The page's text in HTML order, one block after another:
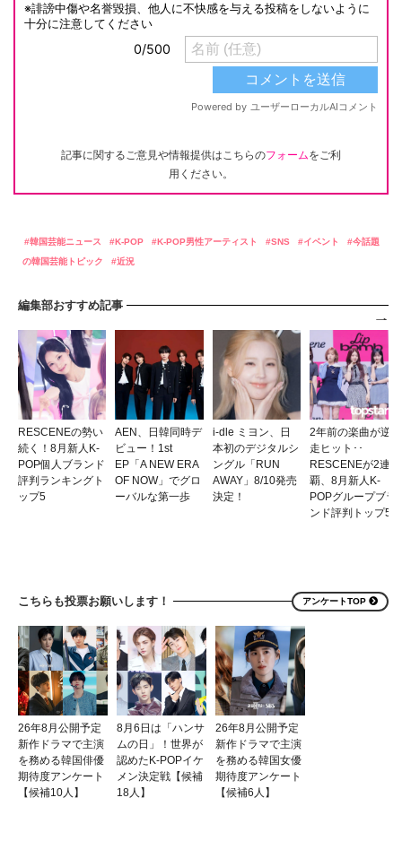
記事に関するご意見や情報提供はこちらのフォームをご利
用ください。
韓国芸能ニュース K-POP K-POP男性アーティスト SNS イベント
今話題
の韓国芸能トピック
近況
編集部おすすめ記事
RESCENEの勢い
続く！8月新人K-
POP個人ブランド
評判ランキングト
ップ5
AEN、日韓同時デ
ビュー！1st
EP「A NEW ERA
OF NOW」でグロ
ーバルな第一歩
i-dle ミヨン、日
本初のデジタルシ
ングル「RUN
AWAY」8/10発売
決定！
2年前の楽曲が逆
走ヒット･･
RESCENEが2連
覇、8月新人K-
POPグループブラ
ンド評判トップ5
こちらも投票お願いします！ アンケートTOP
26年8月公開予定
新作ドラマで主演
を務める韓国俳優
期待度アンケート
【候補10人】
8月6日は「ハンサ
ムの日」！世界が
認めたK-POPイケ
メン決定戦【候補
18人】
26年8月公開予定
新作ドラマで主演
を務める韓国女優
期待度アンケート
【候補6人】